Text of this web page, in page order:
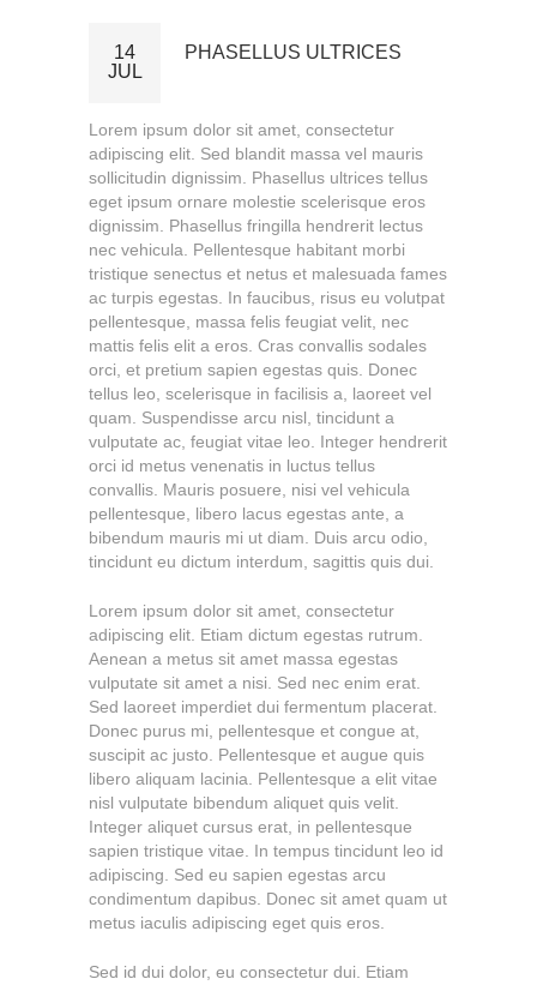
14
JUL
PHASELLUS ULTRICES
Lorem ipsum dolor sit amet, consectetur
adipiscing elit. Sed blandit massa vel mauris
sollicitudin dignissim. Phasellus ultrices tellus
eget ipsum ornare molestie scelerisque eros
dignissim. Phasellus fringilla hendrerit lectus
nec vehicula. Pellentesque habitant morbi
tristique senectus et netus et malesuada fames
ac turpis egestas. In faucibus, risus eu volutpat
pellentesque, massa felis feugiat velit, nec
mattis felis elit a eros. Cras convallis sodales
orci, et pretium sapien egestas quis. Donec
tellus leo, scelerisque in facilisis a, laoreet vel
quam. Suspendisse arcu nisl, tincidunt a
vulputate ac, feugiat vitae leo. Integer hendrerit
orci id metus venenatis in luctus tellus
convallis. Mauris posuere, nisi vel vehicula
pellentesque, libero lacus egestas ante, a
bibendum mauris mi ut diam. Duis arcu odio,
tincidunt eu dictum interdum, sagittis quis dui.
Lorem ipsum dolor sit amet, consectetur
adipiscing elit. Etiam dictum egestas rutrum.
Aenean a metus sit amet massa egestas
vulputate sit amet a nisi. Sed nec enim erat.
Sed laoreet imperdiet dui fermentum placerat.
Donec purus mi, pellentesque et congue at,
suscipit ac justo. Pellentesque et augue quis
libero aliquam lacinia. Pellentesque a elit vitae
nisl vulputate bibendum aliquet quis velit.
Integer aliquet cursus erat, in pellentesque
sapien tristique vitae. In tempus tincidunt leo id
adipiscing. Sed eu sapien egestas arcu
condimentum dapibus. Donec sit amet quam ut
metus iaculis adipiscing eget quis eros.
Sed id dui dolor, eu consectetur dui. Etiam